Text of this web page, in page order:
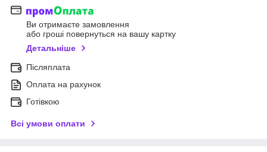
Ви отримаєте замовлення
або гроші повернуться на вашу картку
Детальніше
Післяплата
Оплата на рахунок
Готівкою
Всі умови оплати